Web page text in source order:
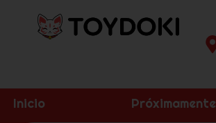
Inicio Próximamente